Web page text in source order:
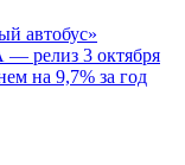
автобус»
релиз 3 октября
на 9,7% за год